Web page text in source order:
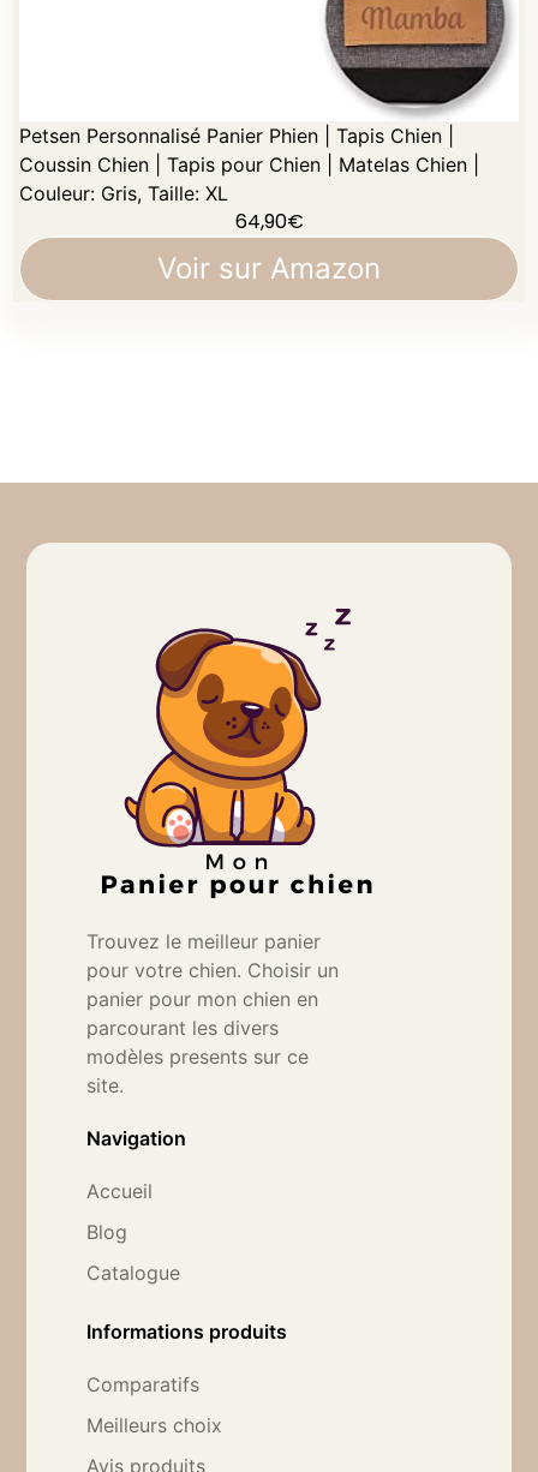
Petsen Personnalisé Panier Phien | Tapis Chien |
Coussin Chien | Tapis pour Chien | Matelas Chien |
Couleur: Gris, Taille: XL
64,90€
Voir sur Amazon
Trouvez le meilleur panier
pour votre chien. Choisir un
panier pour mon chien en
parcourant les divers
modèles presents sur ce
site.
Navigation
Accueil
Blog
Catalogue
Informations produits
Comparatifs
Meilleurs choix
Avis produits